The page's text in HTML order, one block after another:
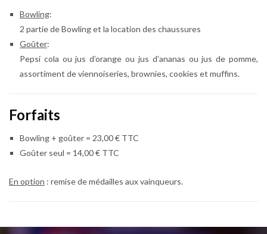
Bowling:
2 partie de Bowling et la location des chaussures
Goûter:
Pepsi cola ou jus d’orange ou jus d’ananas ou jus de pomme,
assortiment de viennoiseries, brownies, cookies et muffins.
Forfaits
Bowling + goûter = 23,00 € TTC
Goûter seul = 14,00 € TTC
En option : remise de médailles aux vainqueurs.